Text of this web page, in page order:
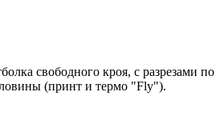
свободного кроя, с разрезами по
(принт и термо "Fly").